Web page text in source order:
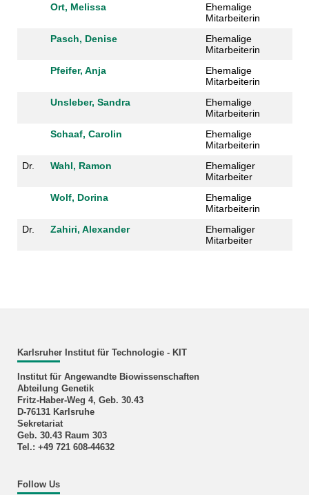
Ort, Melissa
Ehemalige
Mitarbeiterin
Pasch, Denise
Ehemalige
Mitarbeiterin
Pfeifer, Anja
Ehemalige
Mitarbeiterin
Unsleber, Sandra
Ehemalige
Mitarbeiterin
Schaaf, Carolin
Ehemalige
Mitarbeiterin
Dr.
Wahl, Ramon
Ehemaliger
Mitarbeiter
Wolf, Dorina
Ehemalige
Mitarbeiterin
Dr.
Zahiri, Alexander
Ehemaliger
Mitarbeiter
Karlsruher Institut für Technologie - KIT
Institut für Angewandte Biowissenschaften
Abteilung Genetik
Fritz-Haber-Weg 4, Geb. 30.43
D-76131 Karlsruhe
Sekretariat
Geb. 30.43 Raum 303
Tel.: +49 721 608-44632
Follow Us